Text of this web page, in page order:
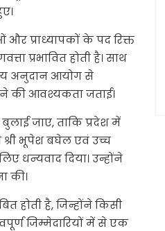
और प्राध्यापकों के पद रिक्त
प्रभावित होती है। साथ
अनुदान आयोग से
की आवश्यकता जताई।
जाए, ताकि प्रदेश में
श्री भूपेश बघेल एवं उच्च
धन्यवाद दिया। उन्होंने
की।
होती है, जिन्होंने किसी
जिम्मेदारियों में से एक